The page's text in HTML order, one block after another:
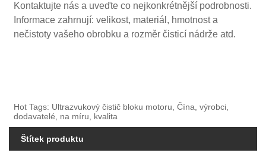
Kontaktujte nás a uveďte co nejkonkrétnější podrobnosti.
Informace zahrnují: velikost, materiál, hmotnost a
nečistoty vašeho obrobku a rozměr čisticí nádrže atd.
Hot Tags: Ultrazvukový čistič bloku motoru, Čína, výrobci,
dodavatelé, na míru, kvalita
Štítek produktu